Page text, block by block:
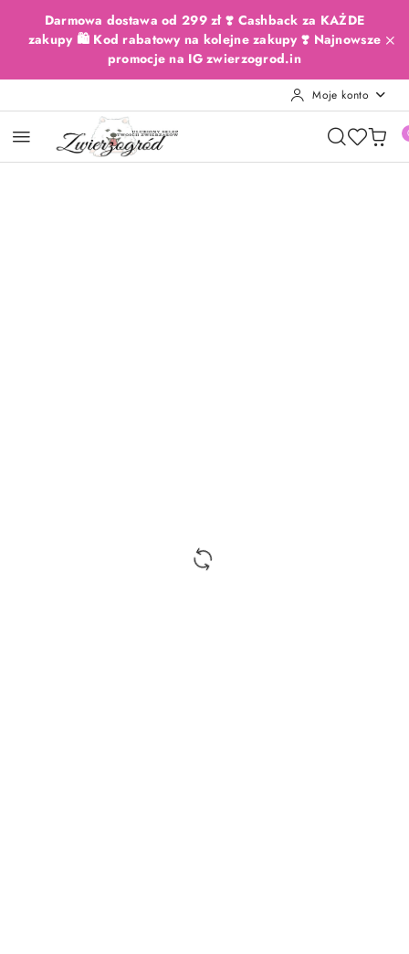
Przejdź do treści głównej
Przejdź do wyszukiwarki
Przejdź do moje konto
Przejdź do menu głównego
Przejdź do opisu produktu
Przejdź do stopki
Darmowa dostawa od 299 zł ❣️ Cashback za KAŻDE
zakupy 🛍️ Kod rabatowy na kolejne zakupy ❣️ Najnowsze
promocje na IG zwierzogrod.in
Moje konto